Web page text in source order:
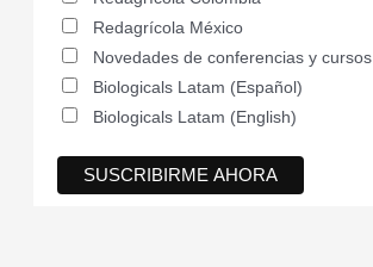
Redagrícola México
Novedades de conferencias y cursos
Biologicals Latam (Español)
Biologicals Latam (English)